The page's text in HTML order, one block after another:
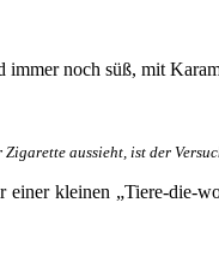
noch süß, mit
aussieht, ist der
kleinen „Tiere-die-